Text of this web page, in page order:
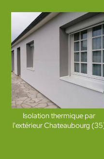
Isolation thermique par
l'extérieur Chateaubourg